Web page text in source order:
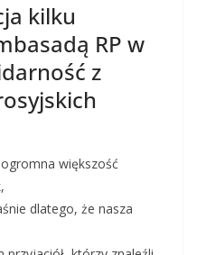
kilku
RP w
z
większość
dlatego, że nasza